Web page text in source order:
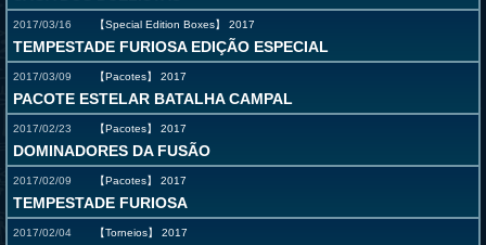
2017/03/16 【Special Edition Boxes】 2017
TEMPESTADE FURIOSA EDIÇÃO ESPECIAL
2017/03/09 【Pacotes】 2017
PACOTE ESTELAR BATALHA CAMPAL
2017/02/23 【Pacotes】 2017
DOMINADORES DA FUSÃO
2017/02/09 【Pacotes】 2017
TEMPESTADE FURIOSA
2017/02/04 【Torneios】 2017